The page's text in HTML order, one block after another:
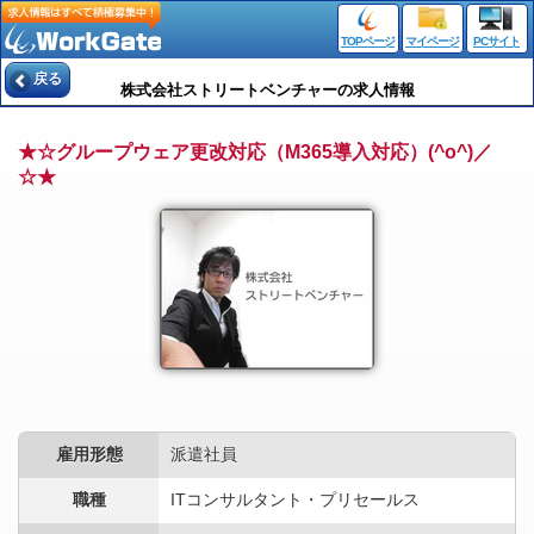
TOPページ マイページ PCサイト
戻る
株式会社ストリートベンチャーの求人情報
★☆グループウェア更改対応（M365導入対応）(^o^)／
☆★
雇用形態 派遣社員
職種 ITコンサルタント・プリセールス